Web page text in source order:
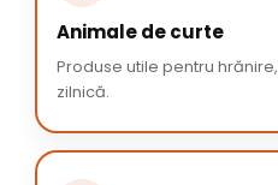
Animale de curte
Produse utile pentru
zilnică.